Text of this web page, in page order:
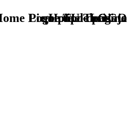
TU - LOGO
que tipo de viaje
Logo pie de página
Pie Home Turismo